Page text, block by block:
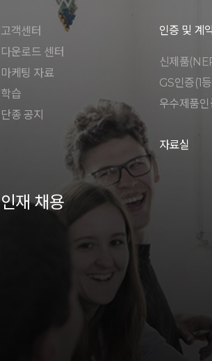
고객센터
다운로드 센터
마케팅 자료
학습
단종 공지
인증 및 계
신제품
GS인증(1
우수제품인
자료실
인재 채용